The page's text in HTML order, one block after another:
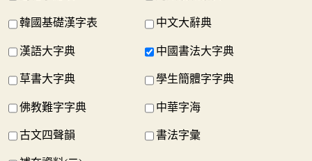
韓國基礎漢字表 中文大辭典
漢語大字典 中國書法大字典
草書大字典 學生簡體字字典
佛教難字字典 中華字海
古文四聲韻 書法字彙